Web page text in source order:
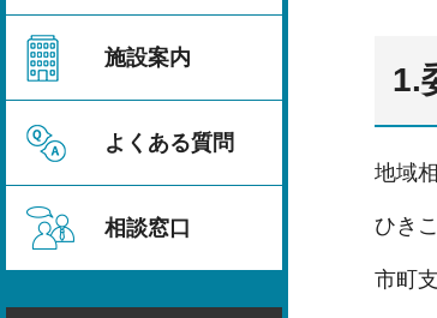
施設案内
よくある質問
相談窓口
1.
地域
ひき
市町